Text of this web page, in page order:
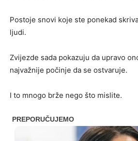
Postoje snovi koje ste ponekad
ljudi.
Zvijezde sada pokazuju da upravo
najvažnije počinje da se ostvaruje.
I to mnogo brže nego što mislite.